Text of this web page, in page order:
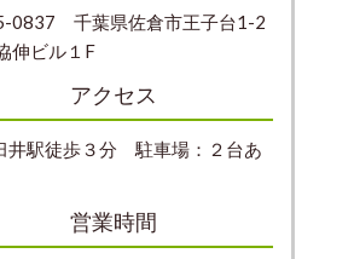
0837 千葉県佐倉市王子台1-2
伸ビル１F
アクセス
井駅徒歩３分 駐車場：２台あ
営業時間